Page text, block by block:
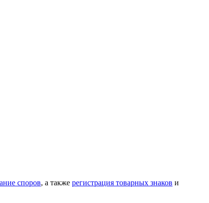
споров, а также регистрация товарных знаков и